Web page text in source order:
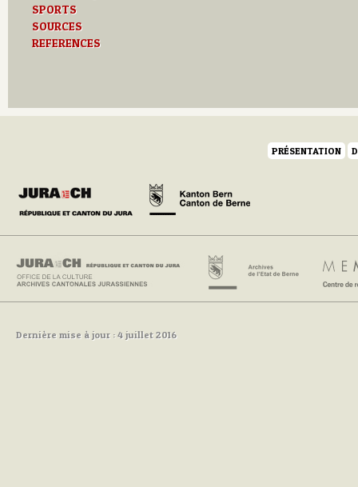
SPORTS
SOURCES
REFERENCES
PRÉSENTATION
Dernière mise à jour : 4 juillet 2016